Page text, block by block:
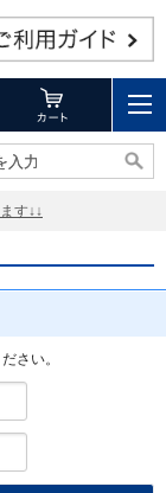
入力
入力
す↓↓
さい。